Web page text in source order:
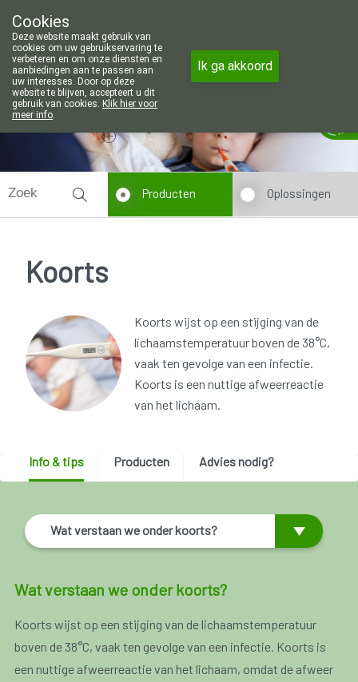
011/606002
Vandaag gesloten
Producten Oplossingen
Koorts
Koorts wijst op een stijging van de
lichaamstemperatuur boven de 38°C,
vaak ten gevolge van een infectie.
Koorts is een nuttige afweerreactie
van het lichaam.
Info & tips Producten Advies nodig?
Wat verstaan we onder koorts?
Wat verstaan we onder koorts?
Koorts wijst op een stijging van de lichaamstemperatuur
boven de 38°C, vaak ten gevolge van een infectie. Koorts is
een nuttige afweerreactie van het lichaam, omdat de afweer
Cookies
Deze website maakt gebruik van
cookies om uw gebruikservaring te
verbeteren en om onze diensten en
aanbiedingen aan te passen aan
uw interesses. Door op deze
website te blijven, accepteert u dit
gebruik van cookies. Klik hier voor
meer info.
Ik ga akkoord